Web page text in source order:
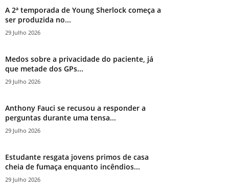
A 2ª temporada de Young Sherlock começa a
ser produzida no...
29 Julho 2026
Medos sobre a privacidade do paciente, já
que metade dos GPs...
29 Julho 2026
Anthony Fauci se recusou a responder a
perguntas durante uma tensa...
29 Julho 2026
Estudante resgata jovens primos de casa
cheia de fumaça enquanto incêndios...
29 Julho 2026